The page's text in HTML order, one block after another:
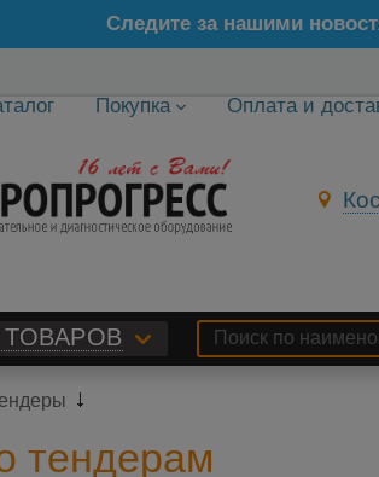
Следите за нашими
Покупка Оплата и
ТОВАРОВ
тендерам